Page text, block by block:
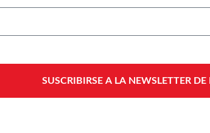
SUSCRIBIRSE A LA NEWSLETTER DE